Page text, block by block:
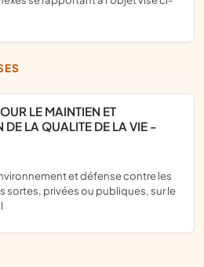
DE LA QUALITE DE LA VIE -
sortes, privées ou publiques, sur le